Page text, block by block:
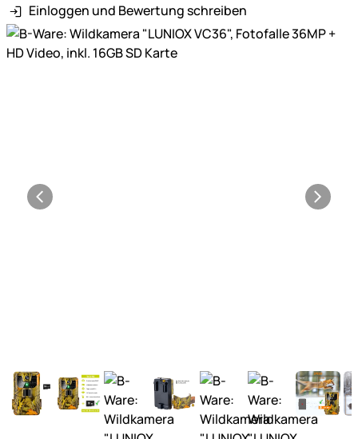
Einloggen und Bewertung schreiben
Produktgalerie